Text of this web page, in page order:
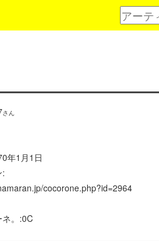
さん
年1月1日
:
cocorone.php?id=2964
ネ。:0C